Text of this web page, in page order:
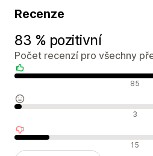
Recenze
83 % pozitivní
Počet recenzí pro všechny
Pozitivní recenze 85
Neutrální recenze 3
Negativní recenze 15